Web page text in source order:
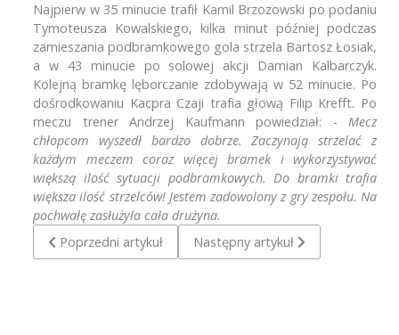
Najpierw w 35 minucie trafił Kamil Brzozowski po podaniu
Tymoteusza Kowalskiego, kilka minut później podczas
zamieszania podbramkowego gola strzela Bartosz Łosiak,
a w 43 minucie po solowej akcji Damian Kalbarczyk.
Kolejną bramkę lęborczanie zdobywają w 52 minucie. Po
dośrodkowaniu Kacpra Czaji trafia głową Filip Krefft. Po
meczu trener Andrzej Kaufmann powiedział: - Mecz
chłopcom wyszedł bardzo dobrze. Zaczynają strzelać z
każdym meczem coraz więcej bramek i wykorzystywać
większą ilość sytuacji podbramkowych. Do bramki trafia
większa ilość strzelców! Jestem zadowolony z gry zespołu. Na
pochwałę zasłużyła cała drużyna.
Poprzedni artykuł: Pogoń/UKS Trójka Lębork - Gedania
Poprzedni artykuł Następny artykuł: Pogoń/UKS
Następny artykuł